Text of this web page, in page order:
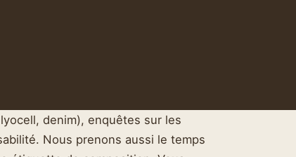
denim), enquêtes sur les
Nous prenons aussi le temps